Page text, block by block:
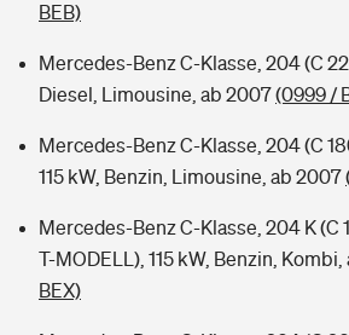
BEB)
Mercedes-Benz C-Klasse, 204 (C
Diesel, Limousine, ab 2007(0999 /
Mercedes-Benz C-Klasse, 204 (C
115 kW, Benzin, Limousine, ab 2007
Mercedes-Benz C-Klasse, 204 K (C
T-MODELL), 115 kW, Benzin,
BEX)